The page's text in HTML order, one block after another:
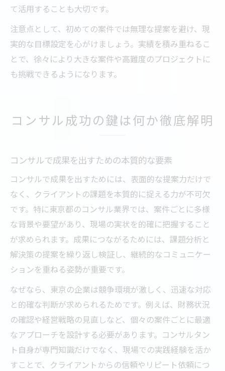
て活用することも大切です。
注意点として、初めての案件では無理な提案を避け、現
実的な目標設定を心がけましょう。実績を積み重ねるこ
とで、徐々により大きな案件や高難度のプロジェクトに
も挑戦できるようになります。
コンサル成功の鍵は何か徹底解明
コンサルで成果を出すための本質的な要素
コンサルで成果を出すためには、表面的な提案力だけで
なく、クライアントの課題を本質的に捉える力が不可欠
です。特に東京都のコンサル業界では、案件ごとに多様
な背景や要望があり、現場の実状を的確に把握すること
が求められます。成果につながるためには、課題分析と
解決策の提案を繰り返し検証し、継続的なコミュニケー
ションを重ねる姿勢が重要です。
なぜなら、東京の企業は競争環境が激しく、迅速な対応
と的確な判断が求められるためです。例えば、財務状況
の確認や経営戦略の見直しなど、個々の案件ごとに最適
なアプローチを設計する必要があります。コンサルタン
ト自身が専門知識だけでなく、現場での実践経験を活か
すことで、クライアントからの信頼やリピート依頼につ